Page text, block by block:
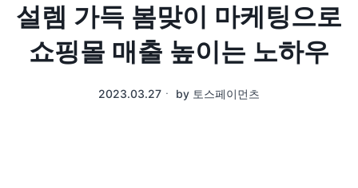
설렘 가득 봄맞이 마케팅으로
쇼핑몰 매출 높이는 노하우
2023.03.27 ㆍ by 토스페이먼츠